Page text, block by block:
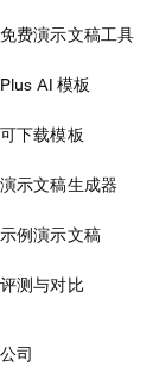
免费演示文稿工具
Plus AI 模板
可下载模板
演示文稿生成器
示例演示文稿
评测与对比
公司